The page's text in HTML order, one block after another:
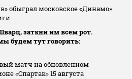
обыграл московское «Динамо»
заткни им всем рот.
будем тут говорить:
матч на обновленном
«Спартак» 15 августа